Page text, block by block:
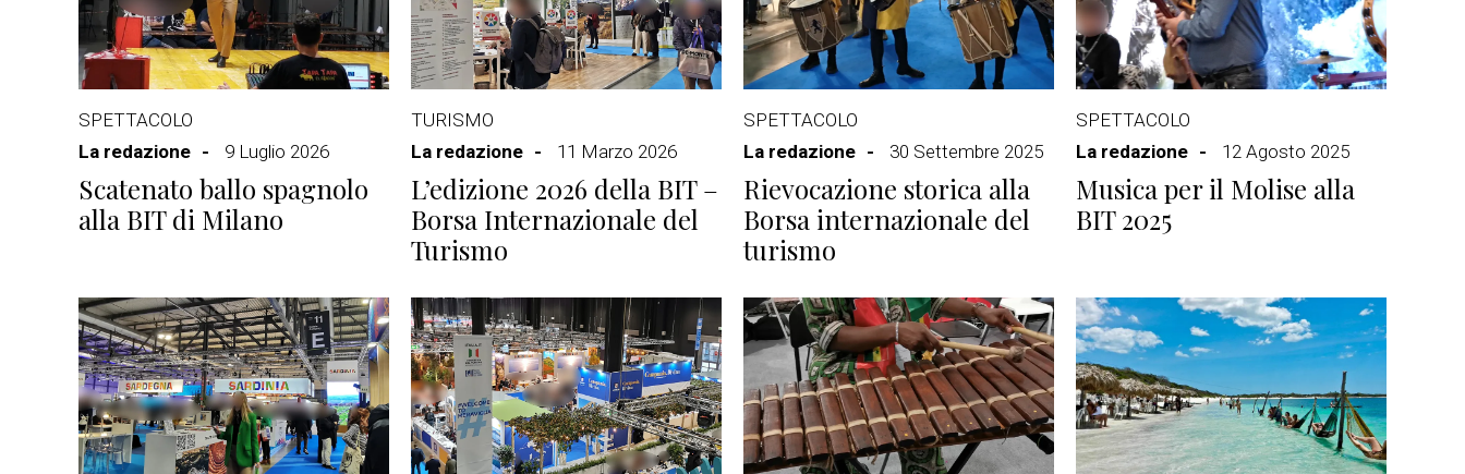
SPETTACOLO
La redazione
9 Luglio 2026
Scatenato ballo spagnolo
alla BIT di Milano
TURISMO
La redazione
11 Marzo 2026
L’edizione 2026 della BIT –
Borsa Internazionale del
Turismo
SPETTACOLO
La redazione
30 Settembre 2025
Rievocazione storica alla
Borsa internazionale del
turismo
SPETTACOLO
La redazione
12 Agosto 2025
Musica per il Molise alla
BIT 2025